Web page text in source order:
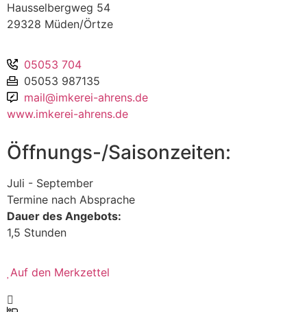
Hausselbergweg 54
29328 Müden/Örtze
05053 704
05053 987135
mail@imkerei-ahrens.de
www.imkerei-ahrens.de
Öffnungs-/Saisonzeiten:
Juli - September
Termine nach Absprache
Dauer des Angebots:
1,5 Stunden
Auf den Merkzettel